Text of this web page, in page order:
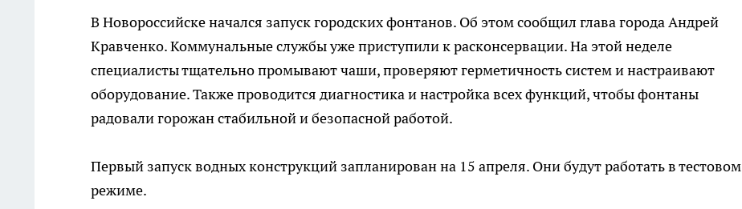
В Новороссийске начался запуск городских фонтанов. Об этом сообщил глава города Андрей
Кравченко. Коммунальные службы уже приступили к расконсервации. На этой неделе
специалисты тщательно промывают чаши, проверяют герметичность систем и настраивают
оборудование. Также проводится диагностика и настройка всех функций, чтобы фонтаны
радовали горожан стабильной и безопасной работой.
Первый запуск водных конструкций запланирован на 15 апреля. Они будут работать в тестовом
режиме.